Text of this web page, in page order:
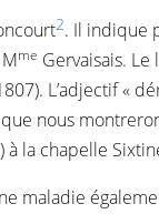
2. Il indique
me Gervaisais.
L’adjectif
nous
à la chapelle
maladie